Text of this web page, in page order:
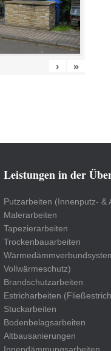
› »
Leistungen in der
Putzarbeiten (Innenputz- &
Malerarbeiten
Tapezierarbeiten
Trockenbauarbeiten
Vollwärmeschutz)
Brandschutzarbeiten
Estricharbeiten
Stuckarbeiten
Bodenbelagsarbeiten
Altbausanierungen